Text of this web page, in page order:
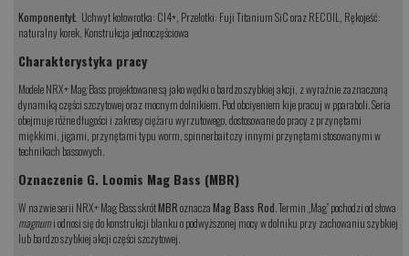
KomponentyŁ Uchwyt kołowrotka: CI4+, Przelotki: Fuji Titanium SiC oraz RECOIL, Rękojeść:
naturalny korek, Konstrukcja jednoczęściowa
Charakterystyka pracy
Modele NRX+ Mag Bass projektowane są jako wędki o bardzo szybkiej akcji, z wyraźnie zaznaczoną
dynamiką części szczytowej oraz mocnym dolnikiem. Pod obciyeniem kije pracuj w pparaboli. Seria
obejmuje różne długości i zakresy ciężaru wyrzutowego, dostosowane do pracy z przynętami
miękkimi, jigami, przynętami typu worm, spinnerbait czy innymi przynętami stosowanymi w
technikach bassowych.
Oznaczenie G. Loomis Mag Bass (MBR)
W nazwie serii NRX+ Mag Bass skrótMBRoznaczaMag Bass Rod . Termin „Mag” pochodzi od słowa
magnumi odnosi się do konstrukcji blanku o podwyższonej mocy w dolniku przy zachowaniu szybkiej
lub bardzo szybkiej akcji części szczytowej.